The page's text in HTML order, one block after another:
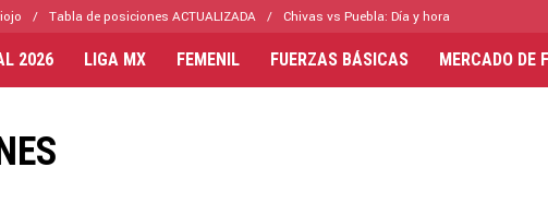
Tabla de posiciones ACTUALIZADA Chivas vs Puebla: Día y hora
2026 LIGA MX FEMENIL FUERZAS BÁSICAS MERCADO DE